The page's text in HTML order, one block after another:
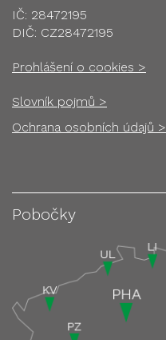
IČ: 28472195
DIČ: CZ28472195
Prohlášení o cookies >
Slovník pojmů >
Ochrana osobních údajů >
Pobočky